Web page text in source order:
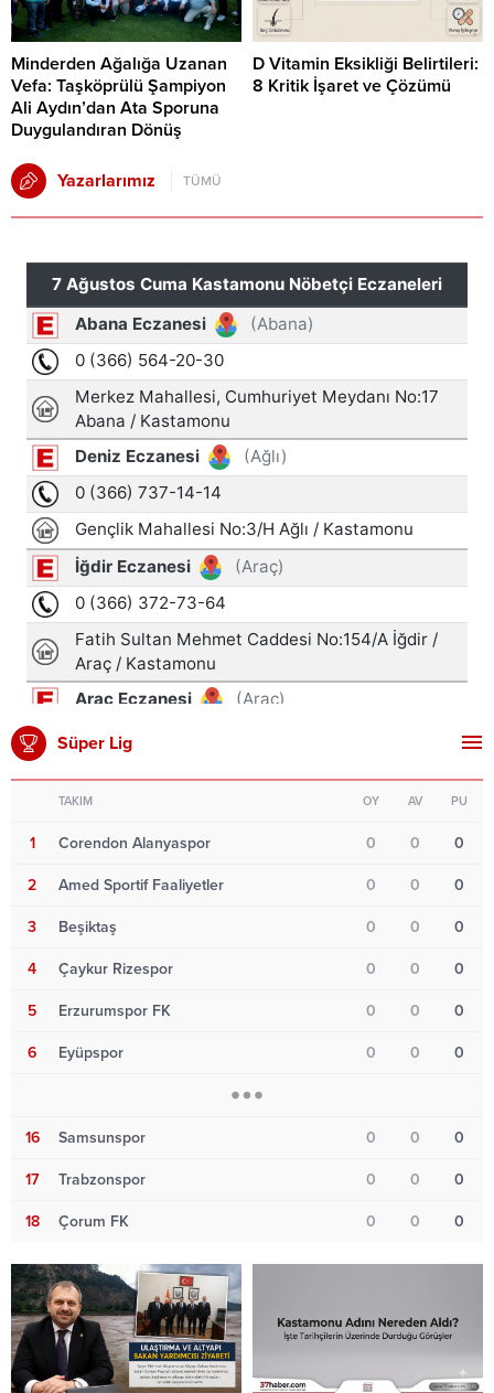
Minderden Ağalığa Uzanan
Vefa: Taşköprülü Şampiyon
Ali Aydın’dan Ata Sporuna
Duygulandıran Dönüş
D Vitamin Eksikliği Belirtileri:
8 Kritik İşaret ve Çözümü
Yazarlarımız TÜMÜ
Süper Lig
TAKIM OY AV PU
1 Corendon Alanyaspor 0 0 0
2 Amed Sportif Faaliyetler 0 0 0
3 Beşiktaş 0 0 0
4 Çaykur Rizespor 0 0 0
5 Erzurumspor FK 0 0 0
6 Eyüpspor 0 0 0
16 Samsunspor 0 0 0
17 Trabzonspor 0 0 0
18 Çorum FK 0 0 0